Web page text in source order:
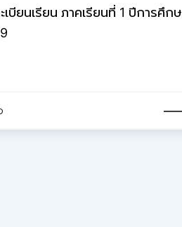
เบียนเรียน ภาคเรียนที่ 1 ปีการศึก